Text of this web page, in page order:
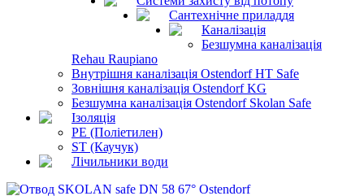
Сантехнічне приладдя
Каналізація
Безшумна каналізація
Rehau Raupiano
Внутрішня каналізація Ostendorf HT Safe
Зовнішня каналізація Ostendorf KG
Безшумна каналізація Ostendorf Skolan Safe
Ізоляція
PE (Поліетилен)
ST (Каучук)
Лічильники води